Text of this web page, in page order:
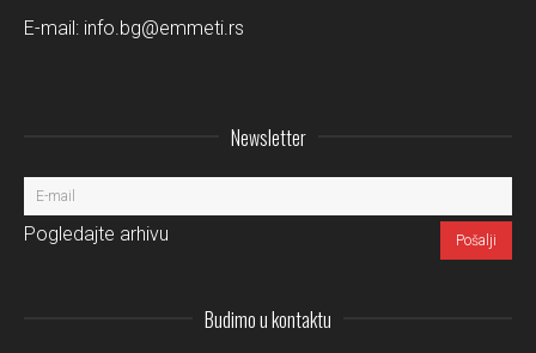
E-mail: info.bg@emmeti.rs
Newsletter
Pogledajte arhivu
Budimo u kontaktu